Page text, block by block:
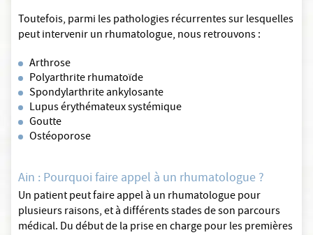
Toutefois, parmi les pathologies récurrentes sur lesquelles
peut intervenir un rhumatologue, nous retrouvons :
Arthrose
Polyarthrite rhumatoïde
Spondylarthrite ankylosante
Lupus érythémateux systémique
Goutte
Ostéoporose
Ain : Pourquoi faire appel à un rhumatologue ?
Un patient peut faire appel à un rhumatologue pour
plusieurs raisons, et à différents stades de son parcours
médical. Du début de la prise en charge pour les premières